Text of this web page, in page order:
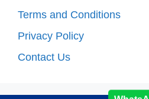
Terms and Conditions
Privacy Policy
Contact Us